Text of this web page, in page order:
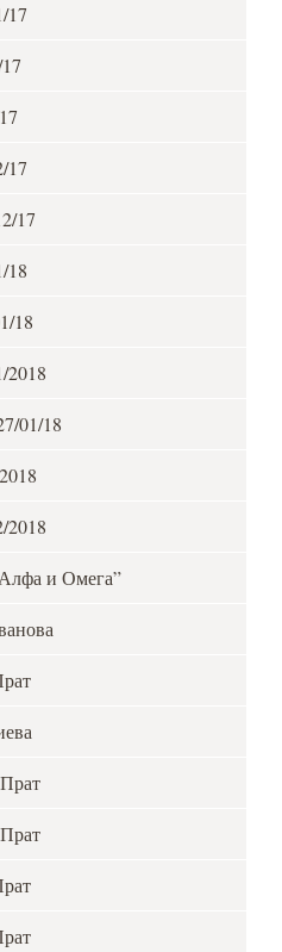
17
17
17
18
18
01/18
и Омега”